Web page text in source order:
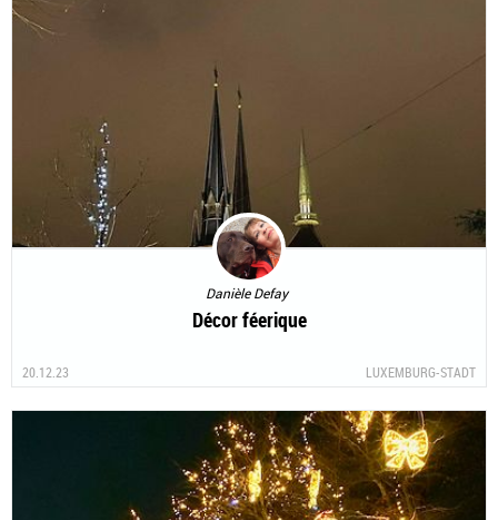
Danièle Defay
Décor féerique
20.12.23 LUXEMBURG-STADT